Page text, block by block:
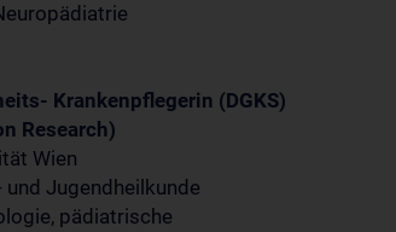
Krankenpflegerin (DGKS)
Research)
Wien
und Jugendheilkunde
pädiatrische